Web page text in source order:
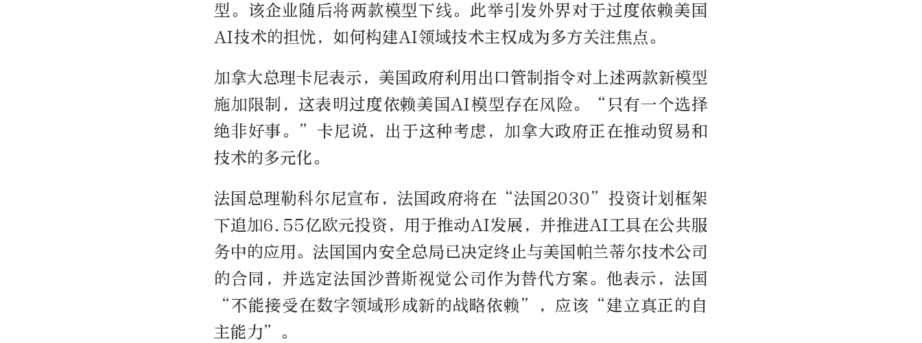
型。该企业随后将两款模型下线。此举引发外界对于过度依赖美国
AI技术的担忧，如何构建AI领域技术主权成为多方关注焦点。
加拿大总理卡尼表示，美国政府利用出口管制指令对上述两款新模型
施加限制，这表明过度依赖美国AI模型存在风险。“只有一个选择
绝非好事。”卡尼说，出于这种考虑，加拿大政府正在推动贸易和
技术的多元化。
法国总理勒科尔尼宣布，法国政府将在“法国2030”投资计划框架
下追加6.55亿欧元投资，用于推动AI发展，并推进AI工具在公共服
务中的应用。法国国内安全总局已决定终止与美国帕兰蒂尔技术公司
的合同，并选定法国沙普斯视觉公司作为替代方案。他表示，法国
“不能接受在数字领域形成新的战略依赖”，应该“建立真正的自
主能力”。